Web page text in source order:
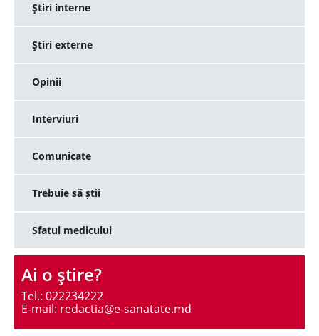
Ştiri interne
Ştiri externe
Opinii
Interviuri
Comunicate
Trebuie să știi
Sfatul medicului
Ai o ştire?
Tel.: 022234222
E-mail: redactia@e-sanatate.md